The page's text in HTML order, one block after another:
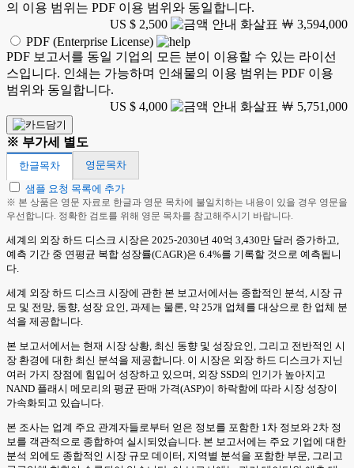
의 이용 범위는 PDF 이용 범위와 동일합니다.
US $ 2,500
￦ 3,594,000
PDF (Enterprise License)
PDF 보고서를 동일 기업의 모든 분이 이용할 수 있는 라이선
스입니다. 인쇄는 가능하며 인쇄물의 이용 범위는 PDF 이용
범위와 동일합니다.
US $ 4,000
￦ 5,751,000
※ 부가세 별도
한글목차
영문목차
샘플 요청 목록에 추가
※ 본 상품은 영문 자료로 한글과 영문 목차에 불일치하는 내용이 있을 경우 영문을
우선합니다. 정확한 검토를 위해 영문 목차를 참고해주시기 바랍니다.
세계의 외장 하드 디스크 시장은 2025-2030년 40억 3,430만 달러 증가하고,
예측 기간 중 연평균 복합 성장률(CAGR)은 6.4%를 기록할 것으로 예측됩니
다.
세계 외장 하드 디스크 시장에 관한 본 보고서에서는 종합적인 분석, 시장 규
모 및 전망, 동향, 성장 요인, 과제는 물론, 약 25개 업체를 대상으로 한 업체 분
석을 제공합니다.
본 보고서에서는 현재 시장 상황, 최신 동향 및 성장요인, 그리고 전반적인 시
장 환경에 대한 최신 분석을 제공합니다. 이 시장은 외장 하드 디스크가 지닌
여러 가지 장점에 힘입어 성장하고 있으며, 외장 SSD의 인기가 높아지고
NAND 플래시 메모리의 평균 판매 가격(ASP)이 하락함에 따라 시장 성장이
가속화되고 있습니다.
본 조사는 업계 주요 관계자들로부터 얻은 정보를 포함한 1차 정보와 2차 정
보를 객관적으로 종합하여 실시되었습니다. 본 보고서에는 주요 기업에 대한
분석 외에도 종합적인 시장 규모 데이터, 지역별 분석을 포함한 부문, 그리고